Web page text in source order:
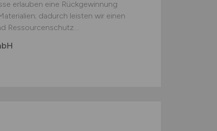
erlauben eine Rückgewinnung
dadurch leisten wir einen
Ressourcenschutz....